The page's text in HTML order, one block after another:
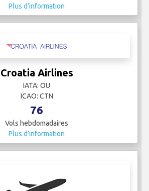
Plus d'information
Croatia Airlines
IATA: OU
ICAO: CTN
76
Vols hebdomadaires
Plus d'information